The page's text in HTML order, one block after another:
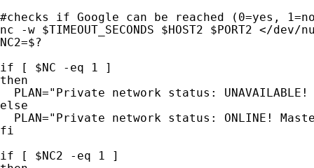
#checks if Google can be reached (0=yes,
nc -w $TIMEOUT_SECONDS $HOST2 $PORT2 </
NC2=$?
if [ $NC -eq 1 ]
then
PLAN="Private network status:
else
PLAN="Private network status: ONLINE!
fi
if [ $NC2 -eq 1 ]